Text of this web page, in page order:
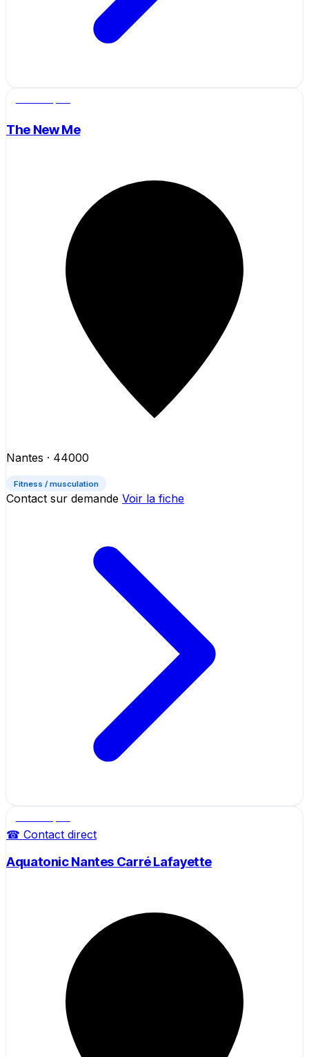
The New Me
Nantes · 44000
Fitness / musculation
Contact sur demande Voir la fiche
☎ Contact direct
Aquatonic Nantes Carré Lafayette